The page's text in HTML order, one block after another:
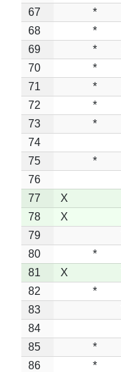
67
*
68
*
69
*
70
*
71
*
72
*
73
*
74
75
*
76
77
X
78
X
79
80
*
81
X
82
*
83
84
85
*
86
*